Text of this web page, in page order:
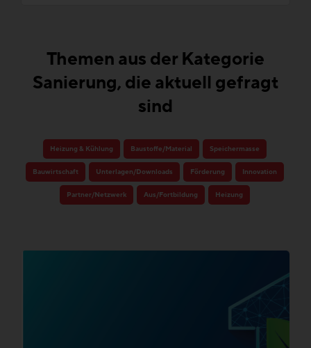
Themen aus der Kategorie
Sanierung, die aktuell gefragt
sind
Heizung & Kühlung Baustoffe/Material Speichermasse
Bauwirtschaft Unterlagen/Downloads Förderung Innovation
Partner/Netzwerk Aus/Fortbildung Heizung